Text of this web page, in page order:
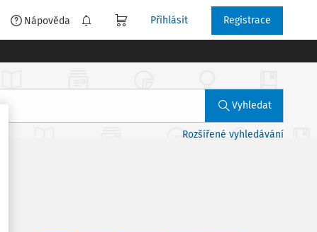
Nápověda Přihlásit Registrace
Vyhledat
Rozšířené vyhledávání